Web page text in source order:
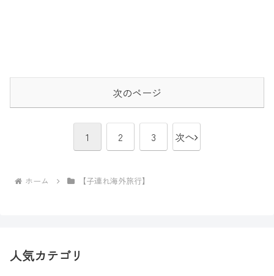
次のページ
1 2 3 次へ
ホーム 【子連れ海外旅行】
人気カテゴリ